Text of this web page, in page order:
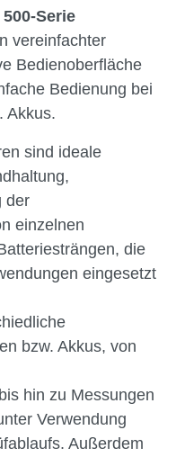
Serie
vereinfachter
Bedienoberfläche
Bedienung bei
Akkus.
sind ideale
der
einzelnen
die
eingesetzt
bzw. Akkus, von
hin zu Messungen
Verwendung
Außerdem